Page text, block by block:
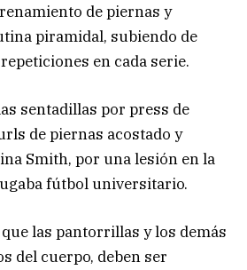
de piernas y
piramidal, subiendo de
en cada serie.
sentadillas por press de
de piernas acostado y
Smith, por una lesión en la
fútbol universitario.
las pantorrillas y los demás
del cuerpo, deben ser